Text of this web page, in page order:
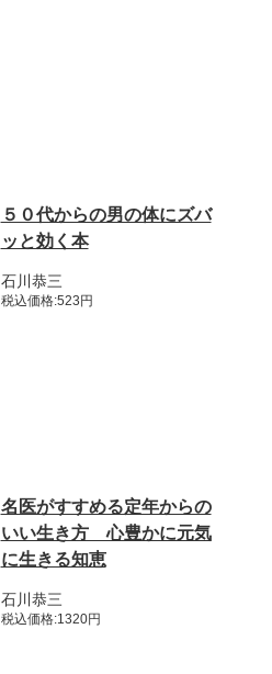
５０代からの男の体にズバ
ッと効く本
石川恭三
税込価格:523円
名医がすすめる定年からの
いい生き方 心豊かに元気
に生きる知恵
石川恭三
税込価格:1320円